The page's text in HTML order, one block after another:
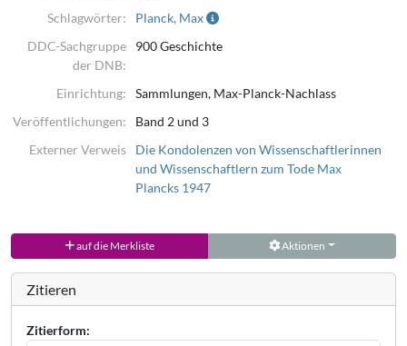
Schlagwörter:
Planck, Max
DDC-Sachgruppe
der DNB:
900 Geschichte
Einrichtung:
Sammlungen, Max-Planck-Nachlass
Veröffentlichungen:
Band 2 und 3
Externer Verweis
Die Kondolenzen von Wissenschaftlerinnen
und Wissenschaftlern zum Tode Max
Plancks 1947
auf die Merkliste Aktionen
Zitieren
Zitierform: